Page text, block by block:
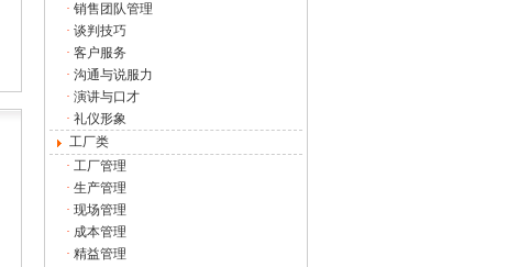
· 销售团队管理
· 谈判技巧
· 客户服务
· 沟通与说服力
· 演讲与口才
· 礼仪形象
工厂类
· 工厂管理
· 生产管理
· 现场管理
· 成本管理
· 精益管理